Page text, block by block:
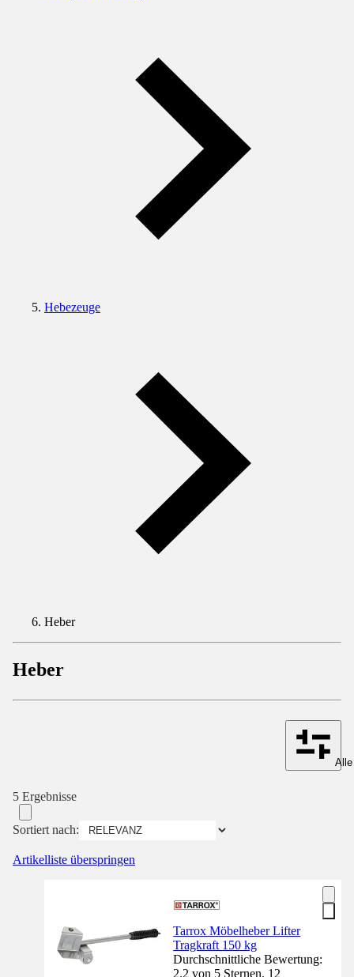
Hebezeuge
Heber
Heber
5 Ergebnisse
Sortiert nach:
Artikelliste überspringen
Tarrox Möbelheber Lifter
Tragkraft 150 kg
Durchschnittliche Bewertung:
2.2 von 5 Sternen. 12